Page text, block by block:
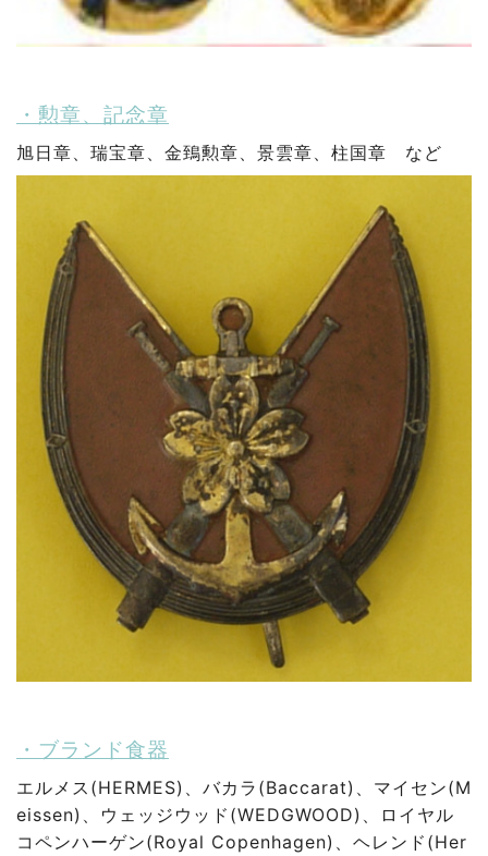
・勲章、記念章
旭日章、瑞宝章、金鵄勲章、景雲章、柱国章 など
・ブランド食器
エルメス(HERMES)、バカラ(Baccarat)、マイセン(M
eissen)、ウェッジウッド(WEDGWOOD)、ロイヤル
コペンハーゲン(Royal Copenhagen)、ヘレンド(Her